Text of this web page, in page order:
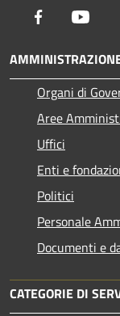
Facebook
Organi di
Aree
Uffici
Enti e
Politici
Personale
Documenti e
CATEGORIE DI